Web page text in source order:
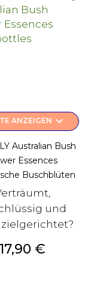
ANZEIGEN keyboard_arrow_down
Australian Bush
Essences
Buschblüten
und
Preis
17,90 €